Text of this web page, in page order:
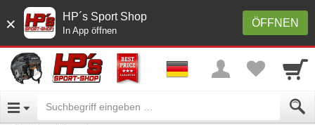
× ÖFFNEN
HP´s Sport Shop
In App öffnen